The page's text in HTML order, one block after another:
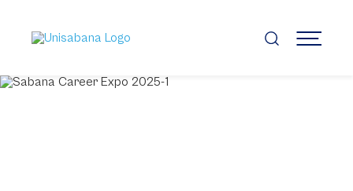
contenido
principal
MENÚ